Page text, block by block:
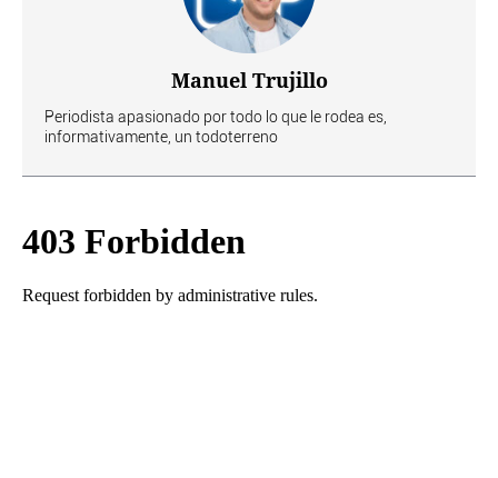
Manuel Trujillo
Periodista apasionado por todo lo que le rodea es,
informativamente, un todoterreno